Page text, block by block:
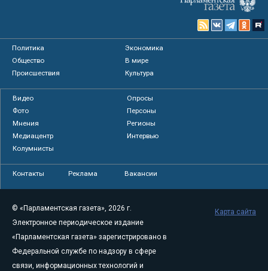
Политика
Экономика
Общество
В мире
Происшествия
Культура
Видео
Опросы
Фото
Персоны
Мнения
Регионы
Медиацентр
Интервью
Колумнисты
Контакты Реклама Вакансии
© «Парламентская газета», 2026 г.
Электронное периодическое издание
«Парламентская газета» зарегистрировано в
Федеральной службе по надзору в сфере
связи, информационных технологий и
Карта сайта